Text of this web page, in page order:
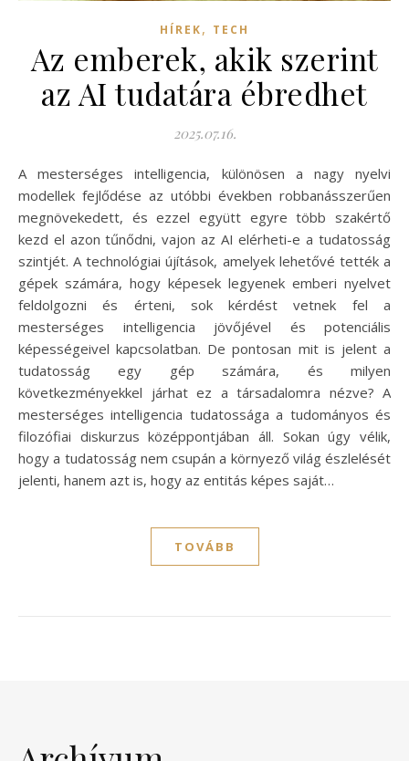
HÍREK, TECH
Az emberek, akik szerint
az AI tudatára ébredhet
2025.07.16.
A mesterséges intelligencia, különösen a nagy nyelvi
modellek fejlődése az utóbbi években robbanásszerűen
megnövekedett, és ezzel együtt egyre több szakértő
kezd el azon tűnődni, vajon az AI elérheti-e a tudatosság
szintjét. A technológiai újítások, amelyek lehetővé tették a
gépek számára, hogy képesek legyenek emberi nyelvet
feldolgozni és érteni, sok kérdést vetnek fel a
mesterséges intelligencia jövőjével és potenciális
képességeivel kapcsolatban. De pontosan mit is jelent a
tudatosság egy gép számára, és milyen
következményekkel járhat ez a társadalomra nézve? A
mesterséges intelligencia tudatossága a tudományos és
filozófiai diskurzus középpontjában áll. Sokan úgy vélik,
hogy a tudatosság nem csupán a környező világ észlelését
jelenti, hanem azt is, hogy az entitás képes saját…
TOVÁBB